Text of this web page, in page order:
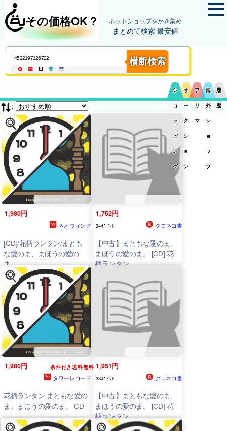
その価格OK？ ネットショップをかき集め
まとめて検索 最安値
横断検索
シ
ョ
ッ
ピ
ン
グ
オ
ー
ク
シ
ョ
ン
フ
リ
マ
海
外
シ
ョ
ッ
プ
履
歴
:
1,980円
ネオウィング
[CD]/花柄ランタン/まとも
な愛のま、まほうの愛の
ま。
1,752円
34ﾎﾟｲﾝﾄ クロネコ書
【中古】まともな愛のま、
まほうの愛のま。 [CD] 花
柄ランタン
1,980円 条件付き送料無料
タワーレコード
花柄ランタン まともな愛の
ま、まほうの愛のま。 CD
1,951円
38ﾎﾟｲﾝﾄ クロネコ書
【中古】まともな愛のま、
まほうの愛のま。 [CD] 花
柄ランタン